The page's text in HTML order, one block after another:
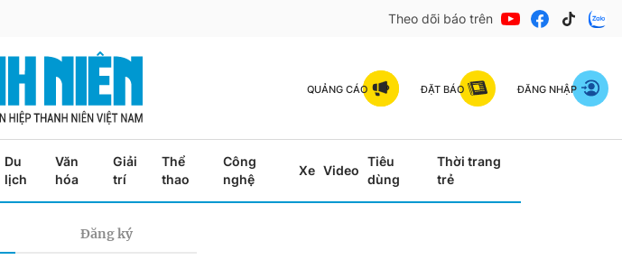
Theo dõi báo trên
QUẢNG CÁO ĐẶT BÁO ĐĂNG NHẬP
Du
lịch
Văn
hóa
Giải
trí
Thể
thao
Công
nghệ
Xe Video
Tiêu
dùng
Thời trang
trẻ
Đăng ký